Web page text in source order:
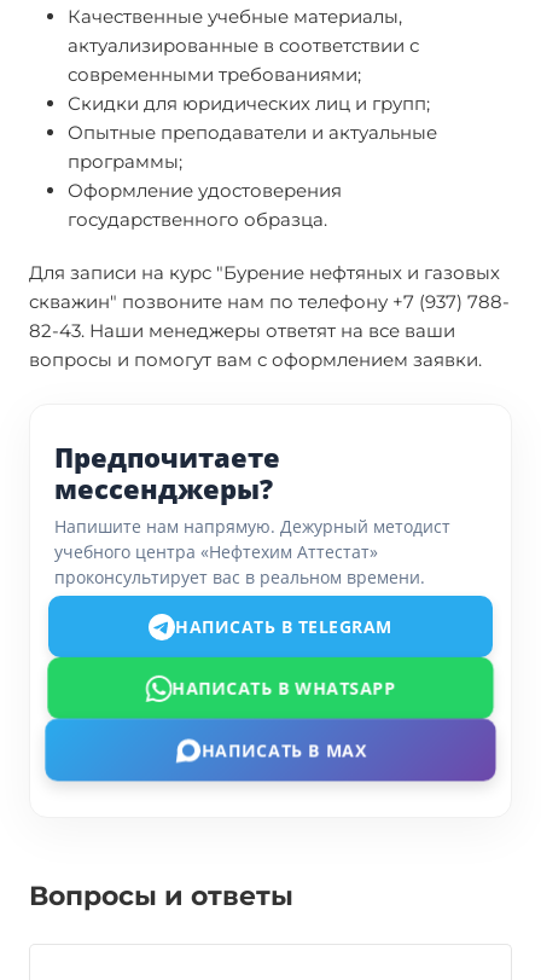
Качественные учебные материалы,
актуализированные в соответствии с
современными требованиями;
Скидки для юридических лиц и групп;
Опытные преподаватели и актуальные
программы;
Оформление удостоверения
государственного образца.
Для записи на курс "Бурение нефтяных и газовых
скважин" позвоните нам по телефону +7 (937) 788-
82-43. Наши менеджеры ответят на все ваши
вопросы и помогут вам с оформлением заявки.
Предпочитаете
мессенджеры?
Напишите нам напрямую. Дежурный методист
учебного центра «Нефтехим Аттестат»
проконсультирует вас в реальном времени.
НАПИСАТЬ В TELEGRAM
НАПИСАТЬ В WHATSAPP
НАПИСАТЬ В MAX
Вопросы и ответы